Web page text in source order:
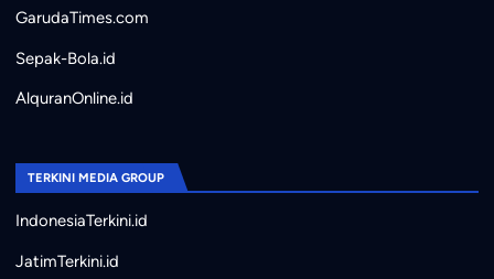
GarudaTimes.com
Sepak-Bola.id
AlquranOnline.id
TERKINI MEDIA GROUP
IndonesiaTerkini.id
JatimTerkini.id